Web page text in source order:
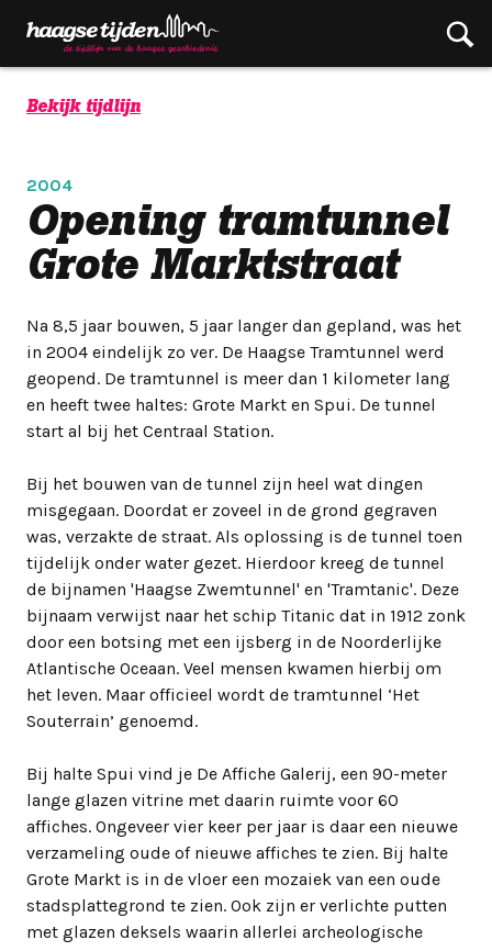
Bekijk tijdlijn
2004
Opening tramtunnel
Grote Marktstraat
Na 8,5 jaar bouwen, 5 jaar langer dan gepland, was het
in 2004 eindelijk zo ver. De Haagse Tramtunnel werd
geopend. De tramtunnel is meer dan 1 kilometer lang
en heeft twee haltes: Grote Markt en Spui. De tunnel
start al bij het Centraal Station.
Bij het bouwen van de tunnel zijn heel wat dingen
misgegaan. Doordat er zoveel in de grond gegraven
was, verzakte de straat. Als oplossing is de tunnel toen
tijdelijk onder water gezet. Hierdoor kreeg de tunnel
de bijnamen 'Haagse Zwemtunnel' en 'Tramtanic'. Deze
bijnaam verwijst naar het schip Titanic dat in 1912 zonk
door een botsing met een ijsberg in de Noorderlijke
Atlantische Oceaan. Veel mensen kwamen hierbij om
het leven. Maar officieel wordt de tramtunnel ‘Het
Souterrain’ genoemd.
Bij halte Spui vind je De Affiche Galerij, een 90-meter
lange glazen vitrine met daarin ruimte voor 60
affiches. Ongeveer vier keer per jaar is daar een nieuwe
verzameling oude of nieuwe affiches te zien. Bij halte
Grote Markt is in de vloer een mozaiek van een oude
stadsplattegrond te zien. Ook zijn er verlichte putten
met glazen deksels waarin allerlei archeologische